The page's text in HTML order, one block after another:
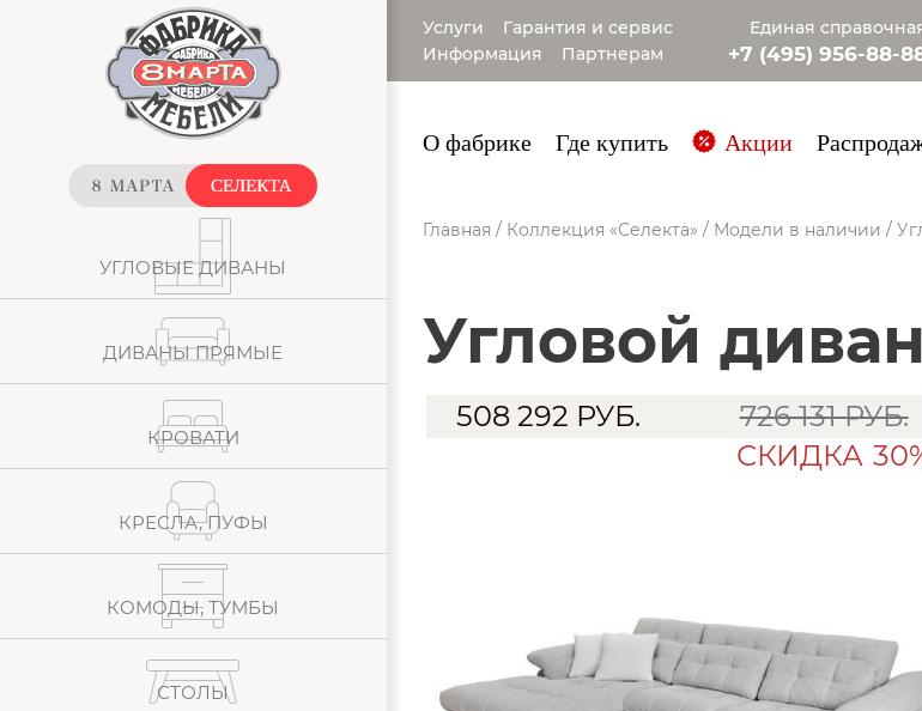
УГЛОВЫЕ ДИВАНЫ
ДИВАНЫ ПРЯМЫЕ
КРОВАТИ
КРЕСЛА, ПУФЫ
КОМОДЫ, ТУМБЫ
СТОЛЫ
Услуги
Гарантия и сервис
Информация
Партнерам
Единая
+7 (495) 956-88-
О фабрике Где купить Акции
Главная / Коллекция «Селекта» / Модели в наличии /
угловой
508 292 РУБ.
726 131 РУБ.
СКИДКА